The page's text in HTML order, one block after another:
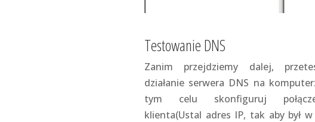
Testowanie DNS
Zanim przejdziemy dalej,
działanie serwera DNS na
tym celu skonfiguruj
klienta(Ustal adres IP, tak aby był